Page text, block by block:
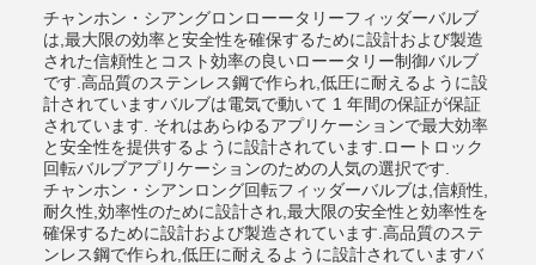
チャンホン・シアングロンローータリーフィッダーバルブ
は,最大限の効率と安全性を確保するために設計および製造
された信頼性とコスト効率の良いローータリー制御バルブ
です.高品質のステンレス鋼で作られ,低圧に耐えるように設
計されていますバルブは電気で動いて 1 年間の保証が保証
されています. それはあらゆるアプリケーションで最大効率
と安全性を提供するように設計されています.ロートロック
回転バルブアプリケーションのための人気の選択です.
チャンホン・シアンロング回転フィッダーバルブは,信頼性,
耐久性,効率性のために設計され,最大限の安全性と効率性を
確保するために設計および製造されています.高品質のステ
ンレス鋼で作られ,低圧に耐えるように設計されていますバ